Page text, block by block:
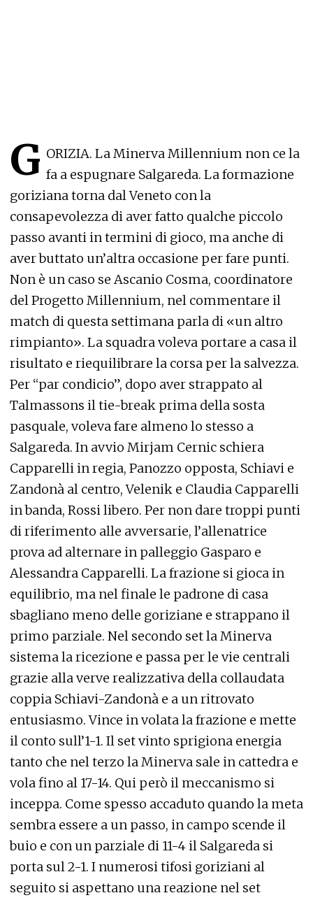
G ORIZIA. La Minerva Millennium non ce la
fa a espugnare Salgareda. La formazione
goriziana torna dal Veneto con la
consapevolezza di aver fatto qualche piccolo
passo avanti in termini di gioco, ma anche di
aver buttato un’altra occasione per fare punti.
Non è un caso se Ascanio Cosma, coordinatore
del Progetto Millennium, nel commentare il
match di questa settimana parla di «un altro
rimpianto». La squadra voleva portare a casa il
risultato e riequilibrare la corsa per la salvezza.
Per “par condicio”, dopo aver strappato al
Talmassons il tie-break prima della sosta
pasquale, voleva fare almeno lo stesso a
Salgareda. In avvio Mirjam Cernic schiera
Capparelli in regia, Panozzo opposta, Schiavi e
Zandonà al centro, Velenik e Claudia Capparelli
in banda, Rossi libero. Per non dare troppi punti
di riferimento alle avversarie, l’allenatrice
prova ad alternare in palleggio Gasparo e
Alessandra Capparelli. La frazione si gioca in
equilibrio, ma nel finale le padrone di casa
sbagliano meno delle goriziane e strappano il
primo parziale. Nel secondo set la Minerva
sistema la ricezione e passa per le vie centrali
grazie alla verve realizzativa della collaudata
coppia Schiavi-Zandonà e a un ritrovato
entusiasmo. Vince in volata la frazione e mette
il conto sull’1-1. Il set vinto sprigiona energia
tanto che nel terzo la Minerva sale in cattedra e
vola fino al 17-14. Qui però il meccanismo si
inceppa. Come spesso accaduto quando la meta
sembra essere a un passo, in campo scende il
buio e con un parziale di 11-4 il Salgareda si
porta sul 2-1. I numerosi tifosi goriziani al
seguito si aspettano una reazione nel set